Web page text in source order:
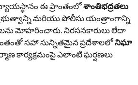
న్యాయస్థానం ఈ ప్రాంతంలోశాంతిభద్రతలు
మరియు పోలీసు యంత్రాంగాన్ని
మోహరించారు. నిరసనకారులు లేదా
సహా సున్నితమైన ప్రదేశాలలోనిఘా
కార్యక్రమంపై ఎలాంటి ఘర్షణలు